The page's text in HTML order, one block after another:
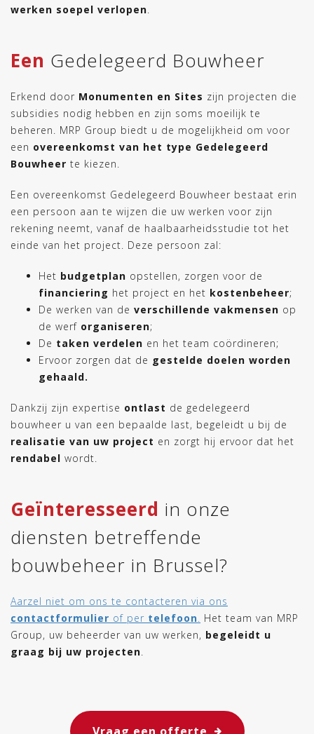
werken soepel verlopen.
Een Gedelegeerd Bouwheer
Erkend door Monumenten en Sites zijn projecten die
subsidies nodig hebben en zijn soms moeilijk te
beheren. MRP Group biedt u de mogelijkheid om voor
een ​​ overeenkomst van het type Gedelegeerd
Bouwheer te kiezen.
Een overeenkomst Gedelegeerd Bouwheer bestaat erin
een persoon aan te wijzen die uw werken voor zijn
rekening neemt, vanaf de haalbaarheidsstudie tot het
einde van het project. Deze persoon zal:
Het budgetplan opstellen, zorgen voor de
financiering het project en het kostenbeheer;
De werken van de verschillende vakmensen op
de werf organiseren;
De taken verdelen en het team coördineren;
Ervoor zorgen dat de gestelde doelen worden
gehaald.
Dankzij zijn expertise ontlast de gedelegeerd
bouwheer u van een bepaalde last, begeleidt u bij de
realisatie van uw project en zorgt hij ervoor dat het
rendabel wordt.
Geïnteresseerd in onze
diensten betreffende
bouwbeheer in Brussel?
Aarzel niet om ons te contacteren via ons
contactformulier of per telefoon. Het team van MRP
Group, uw beheerder van uw werken, begeleidt u
graag bij uw projecten.